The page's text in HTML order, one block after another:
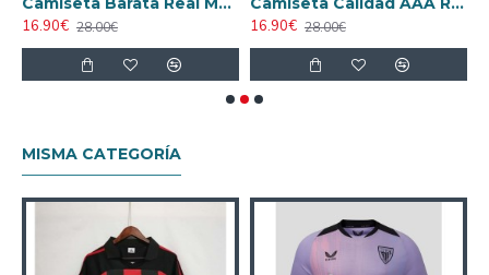
16.90€ 28.00€
16.90€ 28.00€
MISMA CATEGORÍA